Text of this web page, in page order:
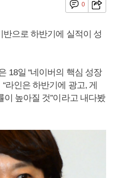
0
반으로 하반기에 실적이 성
18일 “네이버의 핵심 성장
라인은 하반기에 광고, 게
높아질 것”이라고 내다봤